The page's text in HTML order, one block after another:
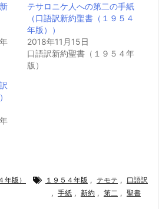
テサロニケ人への第二の手紙
（口語訳新約聖書（１９５４
年版））
2018年11月15日
口語訳新約聖書（１９５４年
版）
版） １９５４年版 , テモテ ,
口語訳
, 手紙 , 新約 , 第二 , 聖書